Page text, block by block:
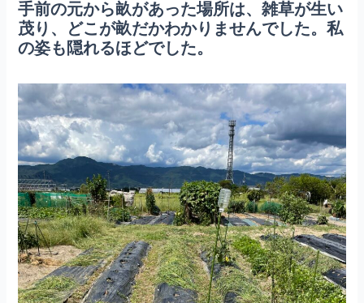
手前の元から畝があった場所は、雑草が生い
茂り、どこが畝だかわかりませんでした。私
の姿も隠れるほどでした。